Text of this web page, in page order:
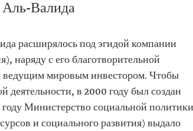
Аль-Валида
расширялось под эгидой компании
наряду с его благотворительной
ведущим мировым инвестором. Чтобы
деятельности, в 2000 году был создан
Министерство социальной политики
и социального развития) выдало